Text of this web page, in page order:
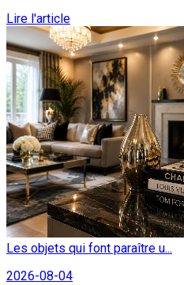
Lire l'article
Les objets qui font paraître u...
2026-08-04